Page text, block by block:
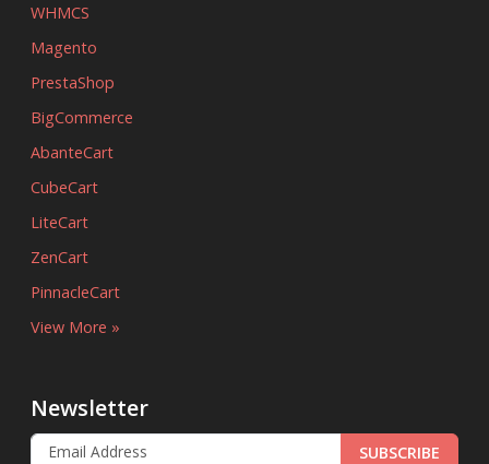
WHMCS
Magento
PrestaShop
BigCommerce
AbanteCart
CubeCart
LiteCart
ZenCart
PinnacleCart
View More »
Newsletter
SUBSCRIBE